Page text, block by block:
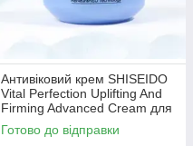
Антивіковий крем SHISEIDO
Vital Perfection Uplifting And
Firming Advanced Cream для
пружності та сяйва шкіри, 15
мл
Готово до відправки